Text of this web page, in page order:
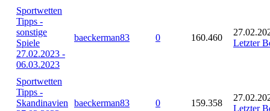
Sportwetten
Tipps -
sonstige
Spiele
27.02.2023 -
06.03.2023
baeckerman83 0 160.460
Letzter
Sportwetten
Tipps -
Skandinavien
baeckerman83 0 159.358
Letzter